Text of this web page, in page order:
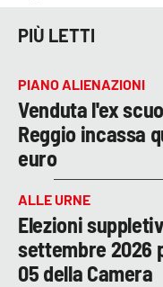
PIÙ LETTI
PIANO ALIENAZIONI
Venduta l'ex
Reggio incassa
euro
ALLE URNE
Elezioni
settembre 2026
05 della Camera